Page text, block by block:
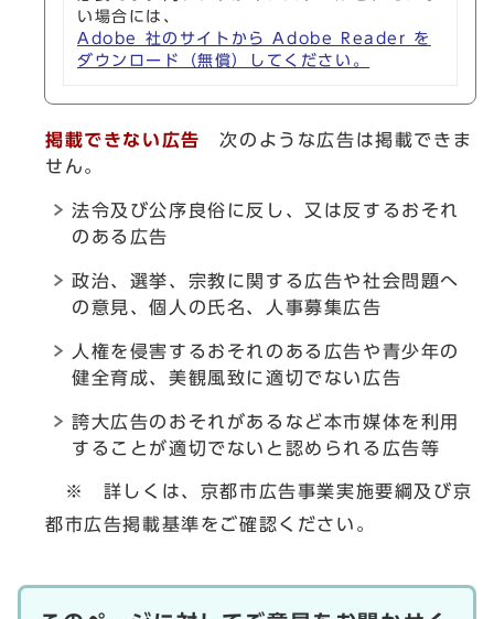
い場合には、
Adobe 社のサイトから Adobe Reader を
ダウンロード（無償）してください。
掲載できない広告
次のような広告は掲載できま
せん。
法令及び公序良俗に反し、又は反するおそれ
のある広告
政治、選挙、宗教に関する広告や社会問題へ
の意見、個人の氏名、人事募集広告
人権を侵害するおそれのある広告や青少年の
健全育成、美観風致に適切でない広告
誇大広告のおそれがあるなど本市媒体を利用
することが適切でないと認められる広告等
※ 詳しくは、京都市広告事業実施要綱及び京
都市広告掲載基準をご確認ください。